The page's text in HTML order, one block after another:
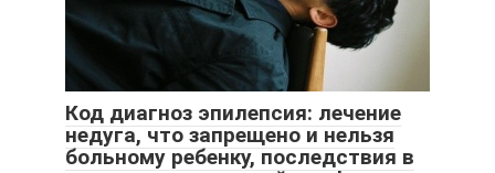
Код диагноз эпилепсия: лечение
недуга, что запрещено и нельзя
больному ребенку, последствия в